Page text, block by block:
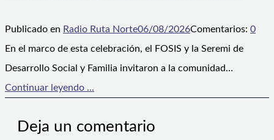
Publicado en Radio Ruta Norte06/08/2026Comentarios: 0
En el marco de esta celebración, el FOSIS y la Seremi de
Desarrollo Social y Familia invitaron a la comunidad…
Continuar leyendo ...
Deja un comentario